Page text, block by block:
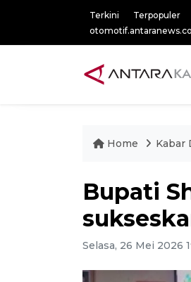
Terkini Terpopuler
Home Kabar
Bupati
Selasa, 26 Mei 2026